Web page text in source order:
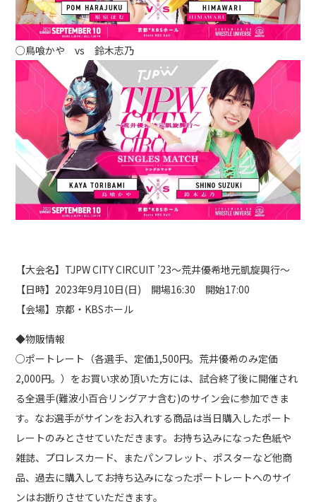
○鳥喰かや vs 鈴木志乃
【大会名】TJPW CITY CIRCUIT ’23～荒井優希地元凱旋興行～
【日時】2023年9月10日(日) 開場16:30 開始17:00
【会場】京都・KBSホール
◆物販情報
○ポートレート（各選手、定価1,500円。荒井優希のみ定価
2,000円。）をお買い求め頂いた方には、試合終了後に開催され
る全選手(難波小百合リングアナ含む)のサイン会に参加できま
す。なお選手がサインをお入れする商品は当日購入したポート
レートのみとさせていただきます。お持ち込みになった色紙や
雑誌、プロレスカード、またパンフレット、ポスターなど他商
品、過去に購入してお持ち込みになったポートレートへのサイ
ンはお断りさせていただきます。